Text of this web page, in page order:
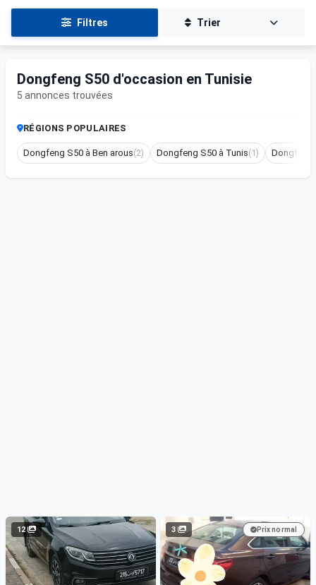
Filtres Trier
Dongfeng S50 d'occasion en Tunisie
5 annonces trouvées
RÉGIONS POPULAIRES
Dongfeng S50 à Ben arous(2) Dongfeng S50 à Tunis(1) Dongfeng
12 3 Prix normal